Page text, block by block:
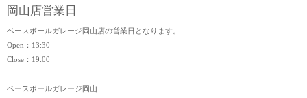
岡山店営業日
ベースボールガレージ岡山店の営業日となります。
Open：13:30
Close：19:00
ベースボールガレージ岡山